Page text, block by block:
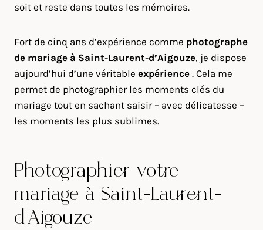
soit et reste dans toutes les mémoires.
Fort de cinq ans d’expérience comme photographe
de mariage à Saint-Laurent-d’Aigouze, je dispose
aujourd’hui d’une véritable expérience . Cela me
permet de photographier les moments clés du
mariage tout en sachant saisir – avec délicatesse –
les moments les plus sublimes.
Photographier votre
mariage à Saint-Laurent-
d’Aigouze